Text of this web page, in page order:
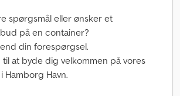
spørgsmål eller ønsker et
på en container?
din forespørgsel.
til at byde dig velkommen på vores
Havn.